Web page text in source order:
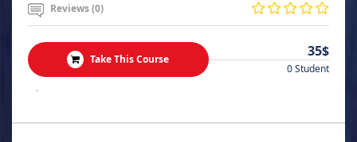
Reviews (0)
Take This Course 35$
0 Student
.